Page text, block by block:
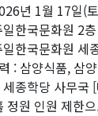
년 1월 17일(
한국문화원 2
한국문화원 세
: 삼양식품, 삼
종학당 사무
원 인원 제한